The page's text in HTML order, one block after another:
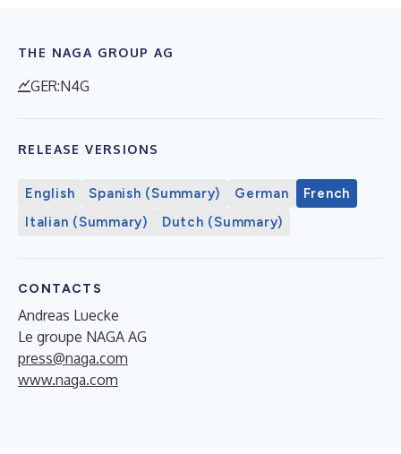
THE NAGA GROUP AG
GER:N4G
RELEASE VERSIONS
English Spanish (Summary) German
French
Italian (Summary)
Dutch (Summary)
CONTACTS
Andreas Luecke
Le groupe NAGA AG
press@naga.com
www.naga.com